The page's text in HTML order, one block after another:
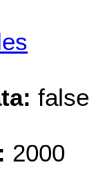
false
2000